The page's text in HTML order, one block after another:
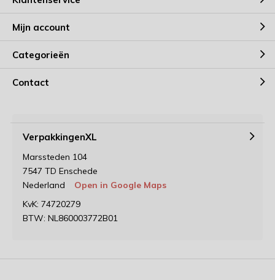
Mijn account
Categorieën
Contact
VerpakkingenXL
Marssteden 104
7547 TD Enschede
Nederland
Open in Google Maps
KvK: 74720279
BTW: NL860003772B01